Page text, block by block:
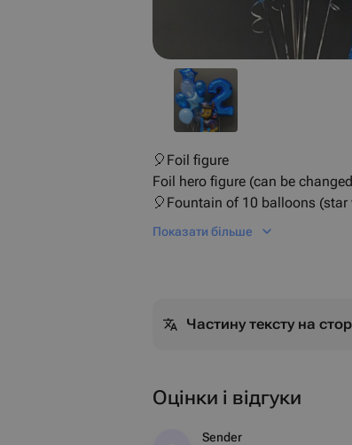
🎈Foil figure
Foil hero figure (can be
🎈Fountain of 10 balloons
transparent, 3 blue)
Показати більше
Частину тексту на
Оцінки і відгуки
Sender